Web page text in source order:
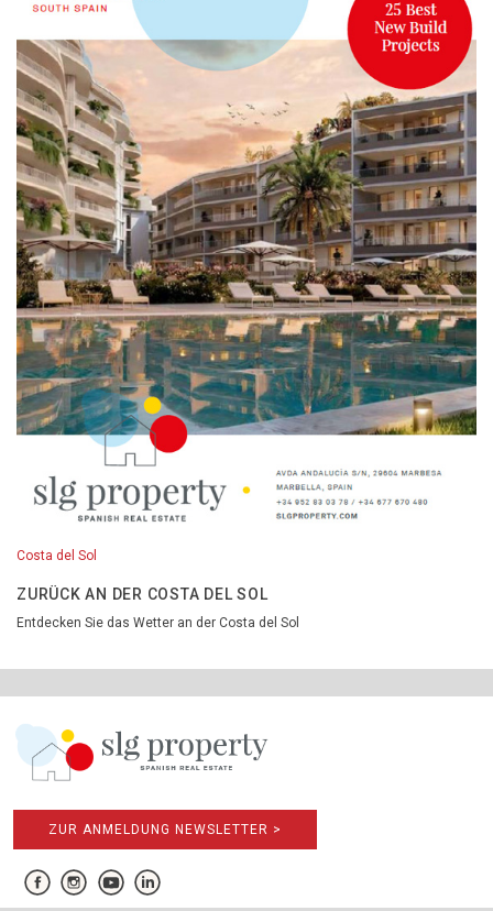
Costa del Sol
ZURÜCK AN DER COSTA DEL SOL
Entdecken Sie das Wetter an der Costa del Sol
ZUR ANMELDUNG NEWSLETTER >